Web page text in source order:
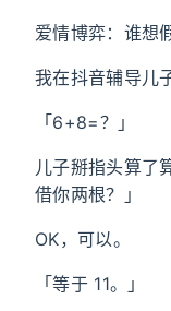
爱情博弈：谁想
我在抖音辅导儿
「6+8=？」
儿子掰指头算了
借你两根？」
OK，可以。
「等于 11。」